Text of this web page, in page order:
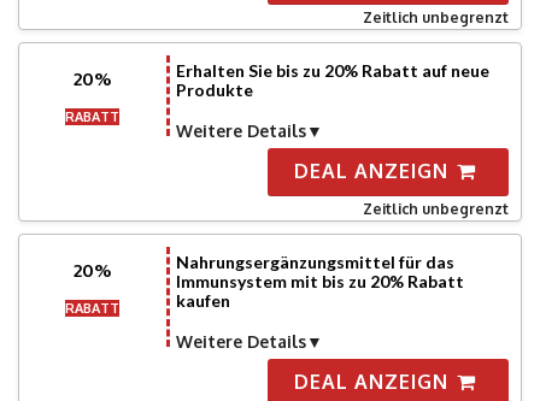
Zeitlich unbegrenzt
20%
RABATT
Erhalten Sie bis zu 20% Rabatt auf neue
Produkte
Weitere Details
DEAL ANZEIGN
Zeitlich unbegrenzt
20%
RABATT
Nahrungsergänzungsmittel für das
Immunsystem mit bis zu 20% Rabatt
kaufen
Weitere Details
DEAL ANZEIGN